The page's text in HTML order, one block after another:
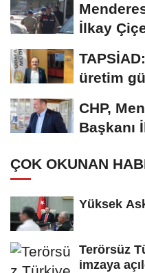
İlkay
üretim
CHP,
Başkanı
ÇOK OKUNAN
Yüksek
Terörsüz
imzaya